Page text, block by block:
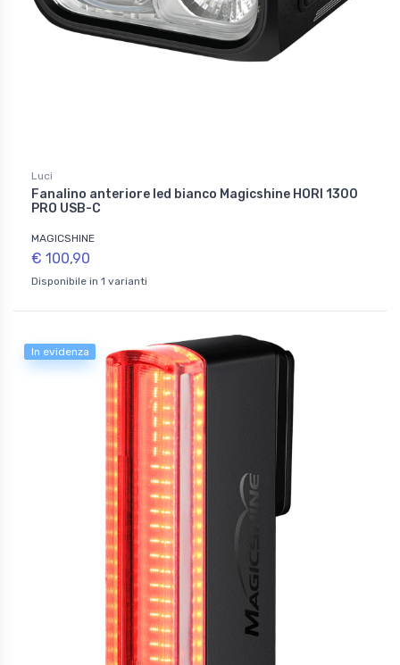
Luci
Fanalino anteriore led bianco Magicshine HORI 1300
PRO USB-C
MAGICSHINE
€ 100,90
Disponibile in 1 varianti
In evidenza